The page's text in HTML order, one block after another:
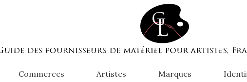
Commerces Artistes Marques